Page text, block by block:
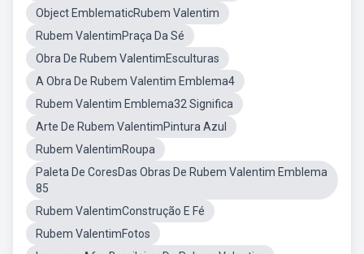
Object EmblematicRubem Valentim
Rubem ValentimPraça Da Sé
Obra De Rubem ValentimEsculturas
A Obra De Rubem Valentim Emblema4
Rubem Valentim Emblema32 Significa
Arte De Rubem ValentimPintura Azul
Rubem ValentimRoupa
Paleta De CoresDas Obras De Rubem Valentim Emblema
85
Rubem ValentimConstrução E Fé
Rubem ValentimFotos